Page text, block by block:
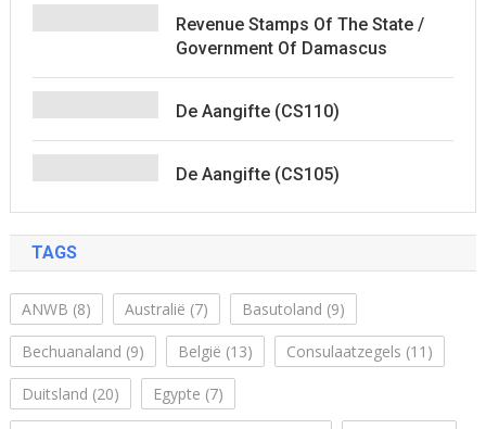
Revenue Stamps Of The State /
Government Of Damascus
De Aangifte (CS110)
De Aangifte (CS105)
TAGS
ANWB (8) Australië (7) Basutoland (9)
Bechuanaland (9) België (13) Consulaatzegels (11)
Duitsland (20) Egypte (7)